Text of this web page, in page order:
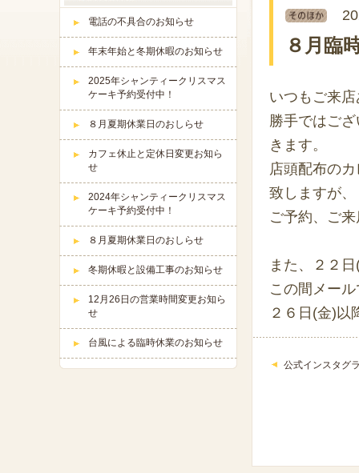
電話の不具合のお知らせ
年末年始と冬期休暇のお知らせ
2025年シャンティークリスマス
ケーキ予約受付中！
８月夏期休業日のおしらせ
カフェ休止と定休日変更お知ら
せ
2024年シャンティークリスマス
ケーキ予約受付中！
８月夏期休業日のおしらせ
冬期休暇と設備工事のお知らせ
12月26日の営業時間変更お知ら
せ
台風による臨時休業のお知らせ
８月臨
いつもご来
勝手ではご
きます。
店頭配布の
致しますが、
ご予約、ご
また、２２
この間メー
２６日(金)以
公式インスタグ